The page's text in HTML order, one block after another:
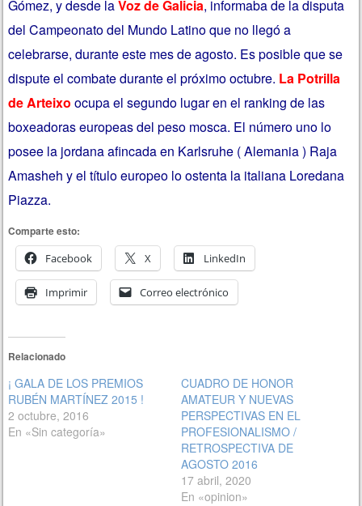
Gómez, y desde laVoz de Galicia, informaba de la disputa
del Campeonato del Mundo Latino que no llegó a
celebrarse, durante este mes de agosto. Es posible que se
dispute el combate durante el próximo octubre. La Potrilla
de Arteixo ocupa el segundo lugar en el ranking de las
boxeadoras europeas del peso mosca. El número uno lo
posee la jordana afincada en Karlsruhe ( Alemania ) Raja
Amasheh y el título europeo lo ostenta la italiana Loredana
Piazza.
Comparte esto:
Facebook
X LinkedIn
Imprimir Correo electrónico
Relacionado
¡ GALA DE LOS PREMIOS
RUBÉN MARTÍNEZ 2015 !
2 octubre, 2016
En «Sin categoría»
CUADRO DE HONOR
AMATEUR Y NUEVAS
PERSPECTIVAS EN EL
PROFESIONALISMO /
RETROSPECTIVA DE
AGOSTO 2016
17 abril, 2020
En «opinion»